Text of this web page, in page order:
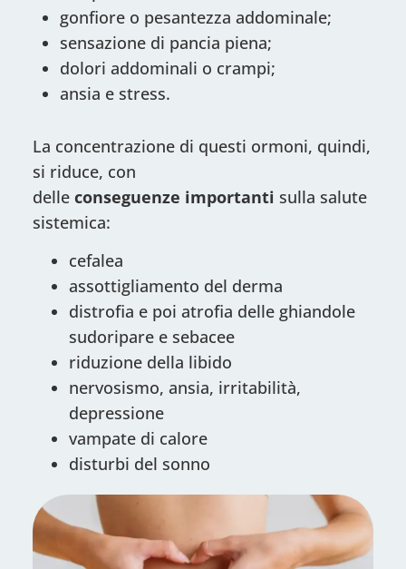
gonfiore o pesantezza addominale;
sensazione di pancia piena;
dolori addominali o crampi;
ansia e stress.
La concentrazione di questi ormoni, quindi,
si riduce, con
delle conseguenze importanti sulla salute
sistemica:
cefalea
assottigliamento del derma
distrofia e poi atrofia delle ghiandole
sudoripare e sebacee
riduzione della libido
nervosismo, ansia, irritabilità,
depressione
vampate di calore
disturbi del sonno